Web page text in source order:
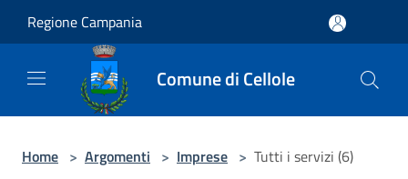
Regione Campania
Comune di Cellole
Home > Argomenti > Imprese > Tutti i servizi (6)